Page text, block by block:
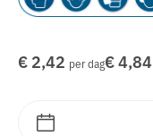
€ 2,42 per dag€ 4,84